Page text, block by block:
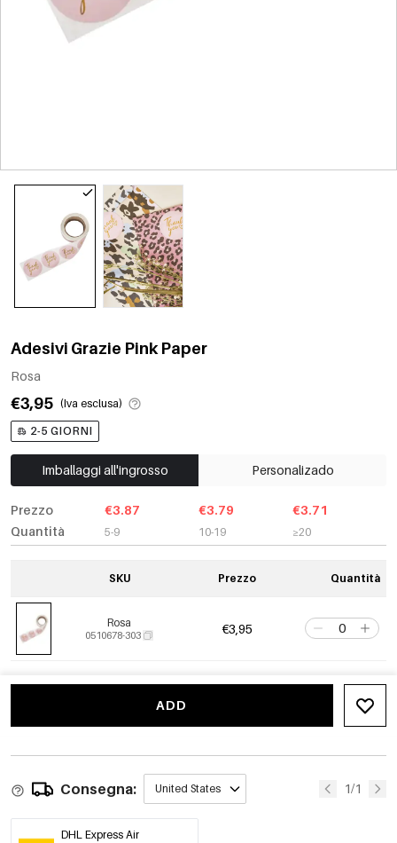
Adesivi Grazie Pink Paper
Rosa
€3,95 (Iva esclusa)
2-5 GIORNI
Imballaggi all'ingrosso Personalizado
Prezzo
Quantità
€3.87
5-9
€3.79
10-19
€3.71
≥20
SKU Prezzo Quantità
Rosa
0510678-303 €3,95
ADD
Consegna: United States 1/1
DHL Express Air